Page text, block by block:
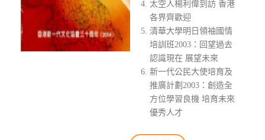
太空人楊利偉到訪 香港
各界齊歡迎
清華大學明日領袖國情
培訓班2003：回望過去
認識現在 展望未來
新一代公民大使培育及
推廣計劃2003：創造全
方位學習良機 培育未來
優秀人才